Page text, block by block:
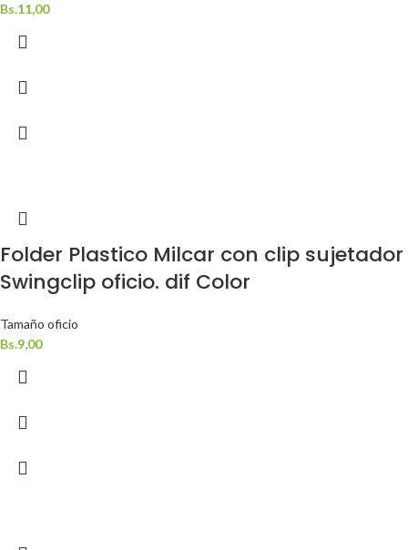
Bs.11,00
Folder Plastico Milcar con clip sujetador
Swingclip oficio. dif Color
Tamaño oficio
Bs.9,00